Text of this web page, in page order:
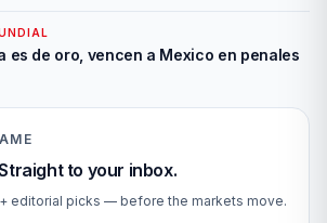
es de oro, vencen a Mexico en penales
to your inbox.
editorial picks — before the markets move.